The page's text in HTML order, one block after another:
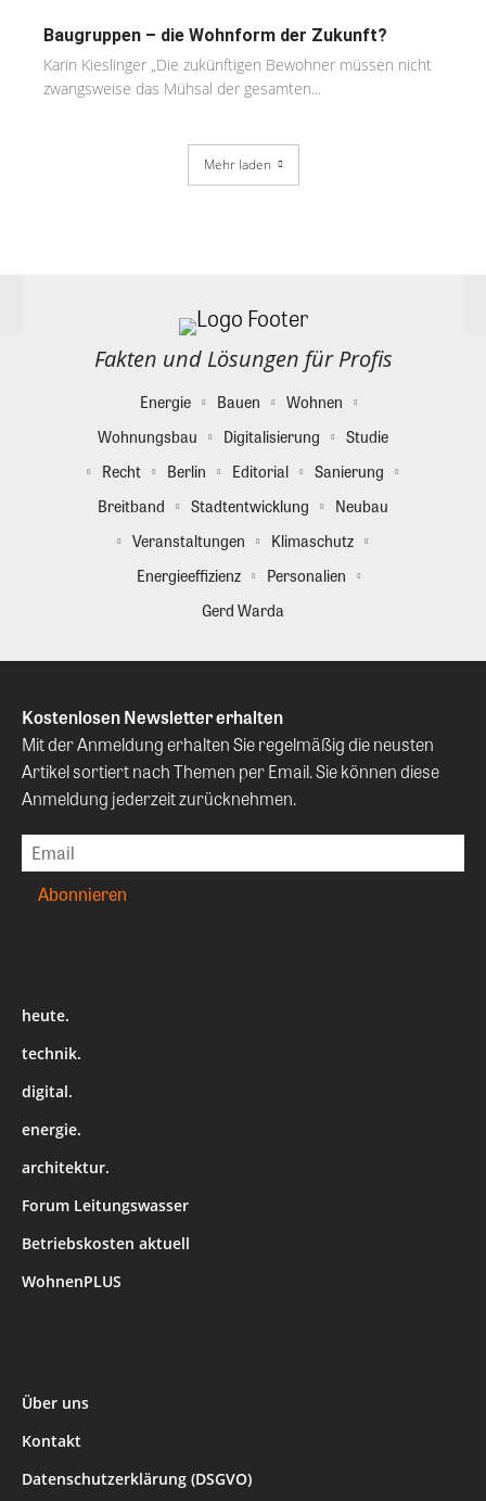
Baugruppen – die Wohnform der Zukunft?
Karin Kieslinger „Die zukünftigen Bewohner müssen nicht
zwangsweise das Mühsal der gesamten...
Mehr laden
Fakten und Lösungen für Profis
Energie Bauen
Wohnen
Wohnungsbau
Digitalisierung
Studie
Recht
Berlin Editorial
Sanierung
Breitband
Stadtentwicklung
Neubau
Veranstaltungen
Klimaschutz
Energieeffizienz
Personalien
Gerd Warda
Kostenlosen Newsletter erhalten
Mit der Anmeldung erhalten Sie regelmäßig die neusten
Artikel sortiert nach Themen per Email. Sie können diese
Anmeldung jederzeit zurücknehmen.
heute.
technik.
digital.
energie.
architektur.
Forum Leitungswasser
Betriebskosten aktuell
WohnenPLUS
Über uns
Kontakt
Datenschutzerklärung (DSGVO)